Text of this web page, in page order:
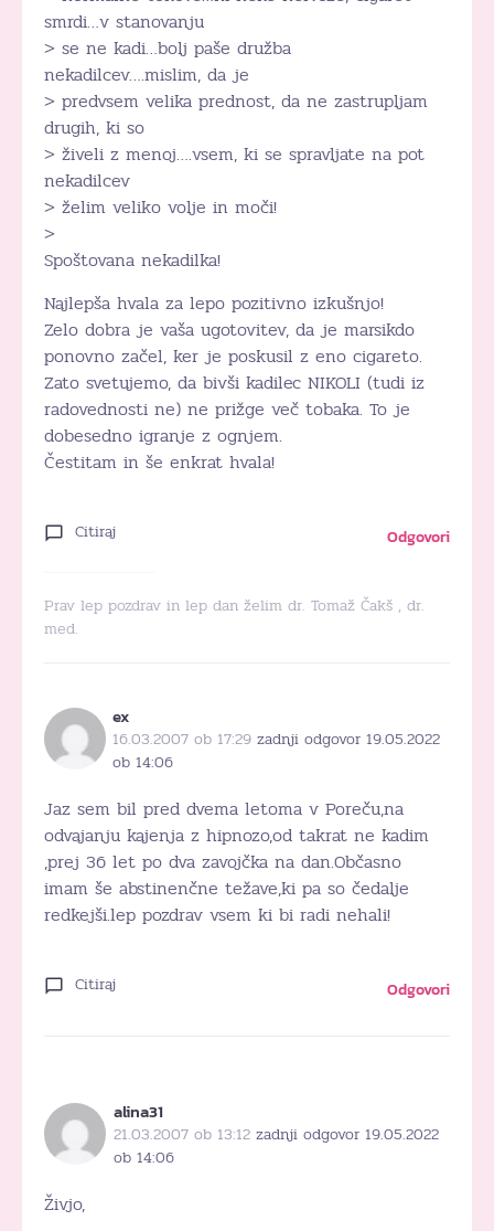
smrdi…v stanovanju
> se ne kadi…bolj paše družba
nekadilcev….mislim, da je
> predvsem velika prednost, da ne zastrupljam
drugih, ki so
> živeli z menoj….vsem, ki se spravljate na pot
nekadilcev
> želim veliko volje in moči!
>
Spoštovana nekadilka!
Najlepša hvala za lepo pozitivno izkušnjo!
Zelo dobra je vaša ugotovitev, da je marsikdo
ponovno začel, ker je poskusil z eno cigareto.
Zato svetujemo, da bivši kadilec NIKOLI (tudi iz
radovednosti ne) ne prižge več tobaka. To je
dobesedno igranje z ognjem.
Čestitam in še enkrat hvala!
Citiraj Odgovori
Prav lep pozdrav in lep dan želim dr. Tomaž Čakš , dr.
med.
ex
16.03.2007 ob 17:29 zadnji odgovor 19.05.2022
ob 14:06
Jaz sem bil pred dvema letoma v Poreču,na
odvajanju kajenja z hipnozo,od takrat ne kadim
,prej 36 let po dva zavojčka na dan.Občasno
imam še abstinenčne težave,ki pa so čedalje
redkejši.lep pozdrav vsem ki bi radi nehali!
Citiraj Odgovori
alina31
21.03.2007 ob 13:12 zadnji odgovor 19.05.2022
ob 14:06
Živjo,